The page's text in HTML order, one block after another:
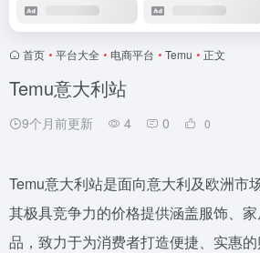
首页 • 平台大全 • 电商平台 • Temu • 正文
Temu意大利站
9个月前更新 4 0 0
Temu意大利站是面向意大利及欧洲市
其极具竞争力的价格提供涵盖服饰、
品，致力于为消费者打造便捷、实惠